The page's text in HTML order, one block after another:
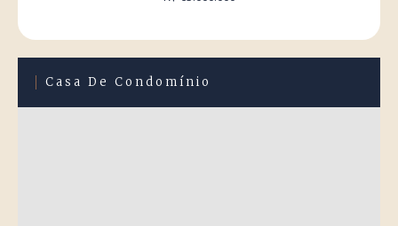
Casa De Condomínio